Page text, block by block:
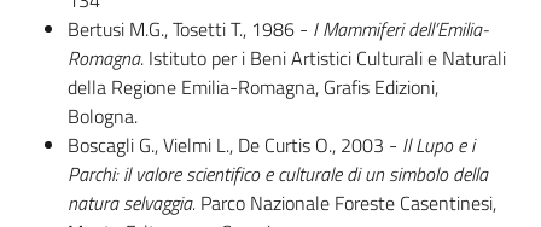
Novità
Servizi
Leggi Atti Bandi
Bertusi M.G., Tosetti T., 1986 - I Mammiferi dell’Emilia-
Romagna. Istituto per i Beni Artistici Culturali e Naturali
della Regione Emilia-Romagna, Grafis Edizioni,
Bologna.
Boscagli G., Vielmi L., De Curtis O., 2003 - Il Lupo e i
Parchi: il valore scientifico e culturale di un simbolo della
natura selvaggia. Parco Nazionale Foreste Casentinesi,